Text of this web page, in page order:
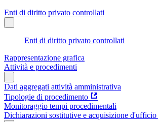
Enti di diritto privato controllati
Enti di diritto privato controllati
Rappresentazione grafica
Attività e procedimenti
Dati aggregati attività amministrativa
Tipologie di procedimento
Monitoraggio tempi procedimentali
Dichiarazioni sostitutive e acquisizione d'ufficio